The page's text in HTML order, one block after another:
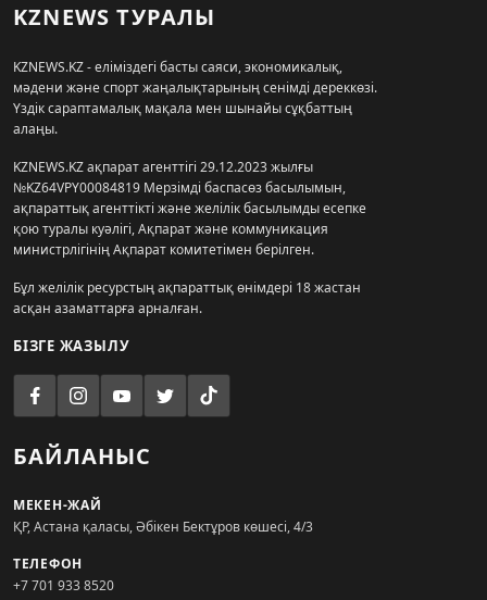
KZNEWS ТУРАЛЫ
KZNEWS.KZ - еліміздегі басты саяси, экономикалық,
мәдени және спорт жаңалықтарының сенімді дереккөзі.
Үздік сараптамалық мақала мен шынайы сұқбаттың
алаңы.
KZNEWS.KZ ақпарат агенттігі 29.12.2023 жылғы
№KZ64VPY00084819 Мерзімді баспасөз басылымын,
ақпараттық агенттікті және желілік басылымды есепке
қою туралы куәлігі, Ақпарат және коммуникация
министрлігінің Ақпарат комитетімен берілген.
Бұл желілік ресурстың ақпараттық өнімдері 18 жастан
асқан азаматтарға арналған.
БІЗГЕ ЖАЗЫЛУ
БАЙЛАНЫС
МЕКЕН-ЖАЙ
ҚР, Астана қаласы, Әбікен Бектұров көшесі, 4/3
ТЕЛЕФОН
+7 701 933 8520